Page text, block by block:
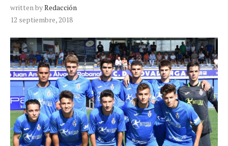
written byRedacción
12 septiembre, 2018